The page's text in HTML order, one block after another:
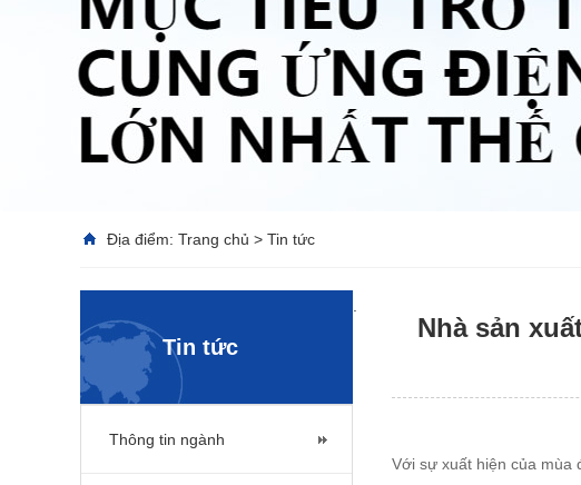
Địa điểm: Trang chủ > Tin tức
Tin tức
Thông tin ngành
Nhà sản
Với sự xuất hiện của mùa